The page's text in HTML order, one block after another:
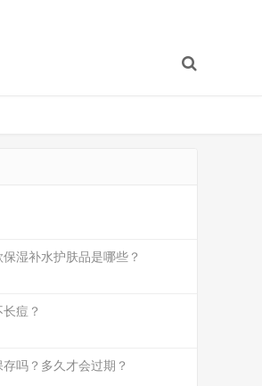
湿补水护肤品是哪些？
痘？
吗？多久才会过期？